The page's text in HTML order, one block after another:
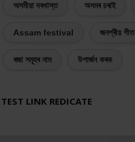
অসমীয়া দৰখাস্ত অসমৰ চৰাই
Assam festival জনপ্ৰীয় গীত
ৰজা সমূহৰ নাম উপাৰ্জন কৰক
TEST LINK REDICATE